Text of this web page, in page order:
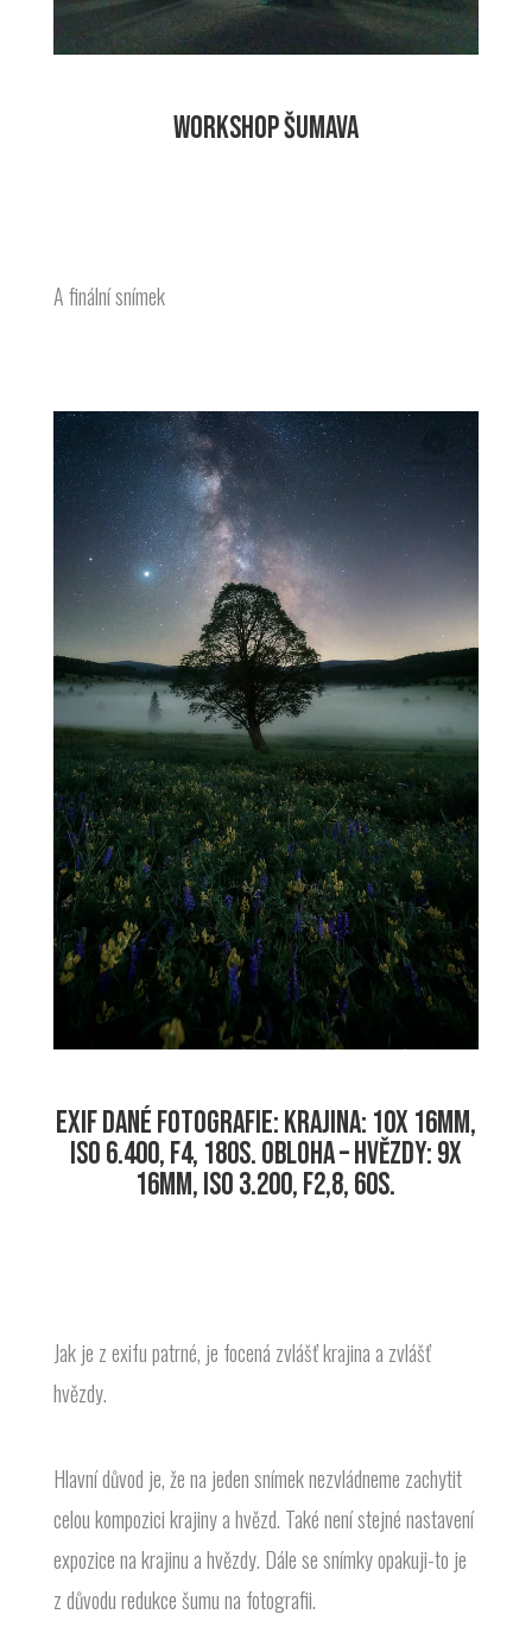
WORKSHOP ŠUMAVA
A finální snímek
EXIF DANÉ FOTOGRAFIE: KRAJINA: 10X 16MM,
ISO 6.400, F4, 180S. OBLOHA – HVĚZDY: 9X
16MM, ISO 3.200, F2,8, 60S.
Jak je z exifu patrné, je focená zvlášť krajina a zvlášť
hvězdy.
Hlavní důvod je, že na jeden snímek nezvládneme zachytit
celou kompozici krajiny a hvězd. Také není stejné nastavení
expozice na krajinu a hvězdy. Dále se snímky opakuji-to je
z důvodu redukce šumu na fotografii.